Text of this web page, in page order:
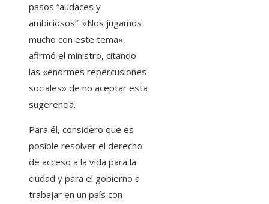
pasos “audaces y
ambiciosos”. «Nos jugamos
mucho con este tema»,
afirmó el ministro, citando
las «enormes repercusiones
sociales» de no aceptar esta
sugerencia.
Para él, considero que es
posible resolver el derecho
de acceso a la vida para la
ciudad y para el gobierno a
trabajar en un país con